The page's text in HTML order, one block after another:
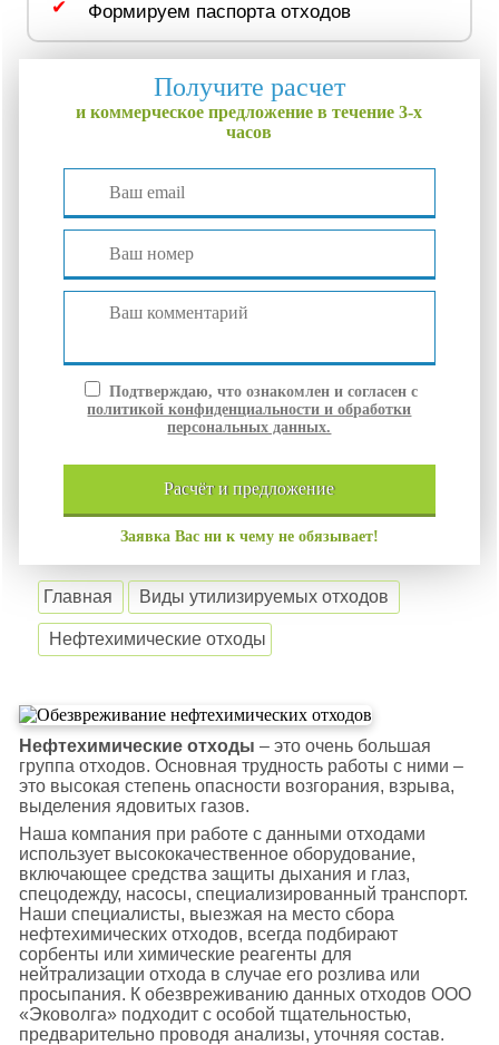
Формируем паспорта отходов
Получите расчет
и коммерческое предложение в течение 3-х
часов
Подтверждаю, что ознакомлен и согласен с
политикой конфиденциальности и обработки
персональных данных.
расчёт ипредложение
Заявка Вас ни к чему не обязывает!
Главная Виды утилизируемых отходов
Нефтехимические отходы
Нефтехимические отходы – это очень большая
группа отходов. Основная трудность работы с ними –
это высокая степень опасности возгорания, взрыва,
выделения ядовитых газов.
Наша компания при работе с данными отходами
использует высококачественное оборудование,
включающее средства защиты дыхания и глаз,
спецодежду, насосы, специализированный транспорт.
Наши специалисты, выезжая на место сбора
нефтехимических отходов, всегда подбирают
сорбенты или химические реагенты для
нейтрализации отхода в случае его розлива или
просыпания. К обезвреживанию данных отходов ООО
«Эковолга» подходит с особой тщательностью,
предварительно проводя анализы, уточняя состав.